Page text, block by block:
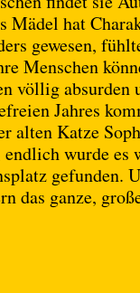
Mädel hat
gewesen,
Menschen
völlig absurden
Jahres
alten Katze
endlich wurde es
gefunden.
das ganze,